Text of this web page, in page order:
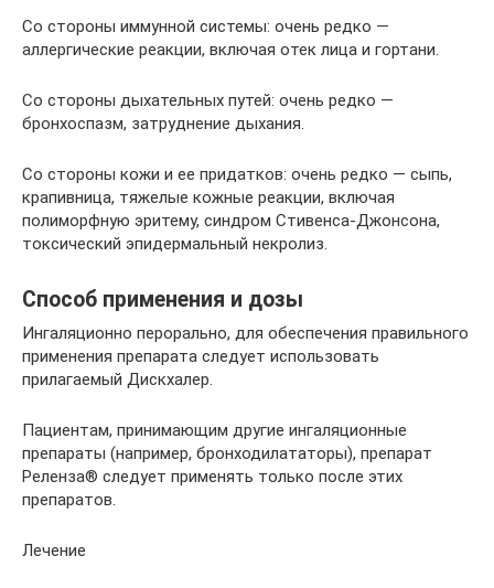
Со стороны иммунной системы: очень редко —
аллергические реакции, включая отек лица и гортани.
Со стороны дыхательных путей: очень редко —
бронхоспазм, затруднение дыхания.
Со стороны кожи и ее придатков: очень редко — сыпь,
крапивница, тяжелые кожные реакции, включая
полиморфную эритему, синдром Стивенса-Джонсона,
токсический эпидермальный некролиз.
Способ применения и дозы
Ингаляционно перорально, для обеспечения правильного
применения препарата следует использовать
прилагаемый Дискхалер.
Пациентам, принимающим другие ингаляционные
препараты (например, бронходилататоры), препарат
Реленза® следует применять только после этих
препаратов.
Лечение